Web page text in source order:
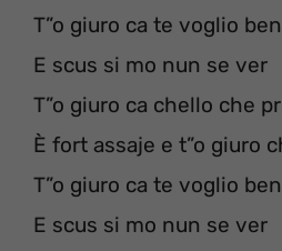
T”o giuro ca te voglio
E scus si mo nun se ver
T”o giuro ca chello che
È fort assaje e t”o giuro
T”o giuro ca te voglio
E scus si mo nun se ver